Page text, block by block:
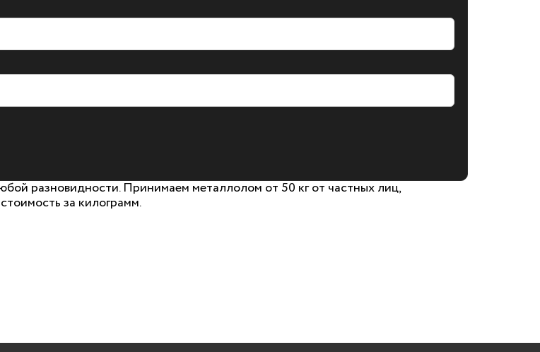
разновидности. Принимаем металлолом от 50 кг от частных лиц,
за килограмм.